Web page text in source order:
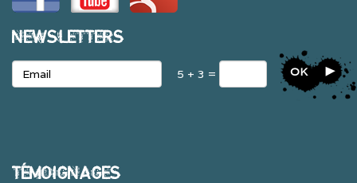
NEWSLETTERS
5 + 3 = OK
TÉMOIGNAGES